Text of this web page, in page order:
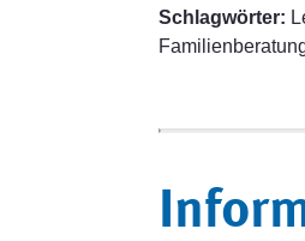
Schlagwörter: